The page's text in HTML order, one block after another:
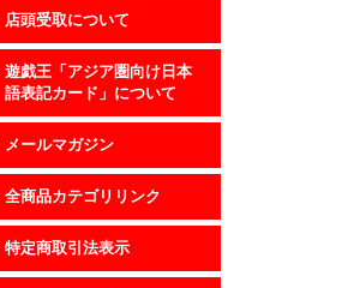
店頭受取について
遊戯王「アジア圏向け日本
語表記カード」について
メールマガジン
全商品カテゴリリンク
特定商取引法表示